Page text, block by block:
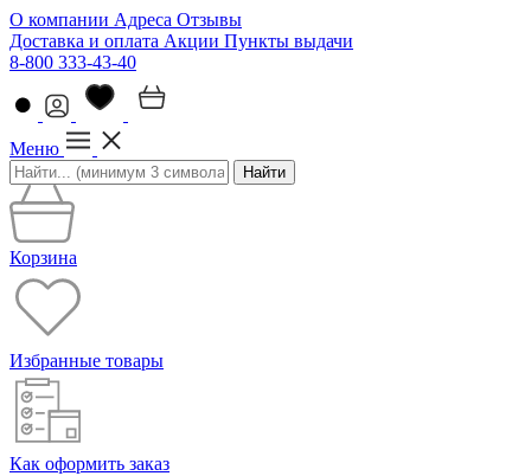
О компании Адреса Отзывы
Доставка и оплата Акции Пункты выдачи
8-800 333-43-40
Меню
Найти
Корзина
Избранные товары
Как оформить заказ